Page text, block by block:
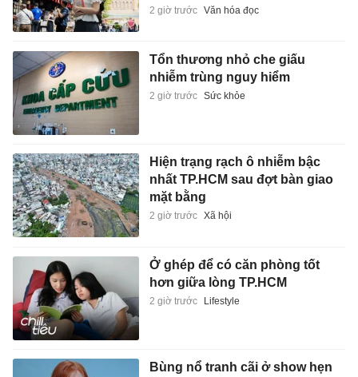
2 giờ trước Văn hóa đọc
Tổn thương nhỏ che giấu
nhiễm trùng nguy hiểm
2 giờ trước Sức khỏe
Hiện trạng rạch ô nhiễm bậc
nhất TP.HCM sau đợt bàn giao
mặt bằng
2 giờ trước Xã hội
Ở ghép để có căn phòng tốt
hơn giữa lòng TP.HCM
2 giờ trước Lifestyle
Bùng nổ tranh cãi ở show hẹn